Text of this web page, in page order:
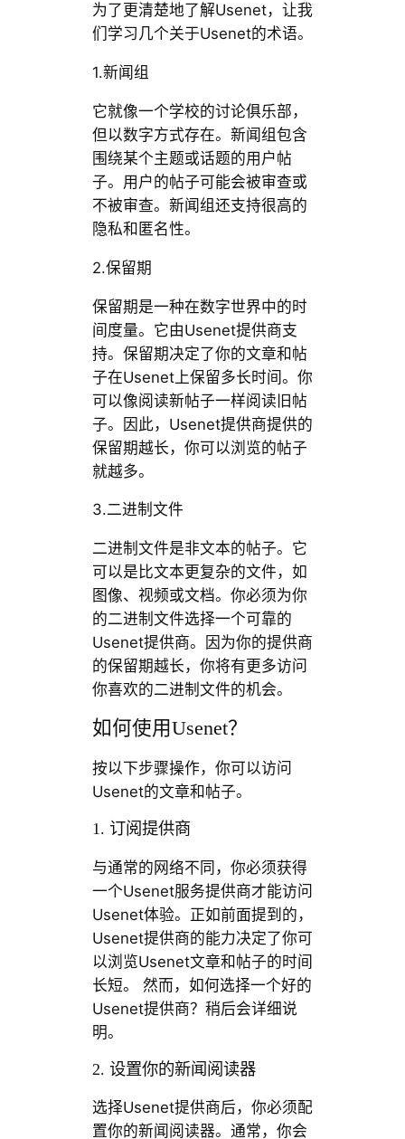
为了更清楚地了解Usenet，让我
们学习几个关于Usenet的术语。
1.新闻组
它就像一个学校的讨论俱乐部，
但以数字方式存在。新闻组包含
围绕某个主题或话题的用户帖
子。用户的帖子可能会被审查或
不被审查。新闻组还支持很高的
隐私和匿名性。
2.保留期
保留期是一种在数字世界中的时
间度量。它由Usenet提供商支
持。保留期决定了你的文章和帖
子在Usenet上保留多长时间。你
可以像阅读新帖子一样阅读旧帖
子。因此，Usenet提供商提供的
保留期越长，你可以浏览的帖子
就越多。
3.二进制文件
二进制文件是非文本的帖子。它
可以是比文本更复杂的文件，如
图像、视频或文档。你必须为你
的二进制文件选择一个可靠的
Usenet提供商。因为你的提供商
的保留期越长，你将有更多访问
你喜欢的二进制文件的机会。
如何使用Usenet？
按以下步骤操作，你可以访问
Usenet的文章和帖子。
1. 订阅提供商
与通常的网络不同，你必须获得
一个Usenet服务提供商才能访问
Usenet体验。正如前面提到的，
Usenet提供商的能力决定了你可
以浏览Usenet文章和帖子的时间
长短。 然而，如何选择一个好的
Usenet提供商？稍后会详细说
明。
2. 设置你的新闻阅读器
选择Usenet提供商后，你必须配
置你的新闻阅读器。通常，你会